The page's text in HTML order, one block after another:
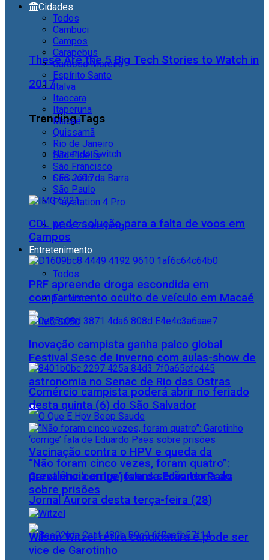
These Are the 5 Big Tech Stories to Watch in
2017
Trending Tags
Nintendo Switch
CES 2017
Playstation 4 Pro
Mark Zuckerberg
Entretenimento
Todos
Famosos
Festival Sesc de Inverno com aulas-show de
astronomia no Senac de Rio das Ostras
Vacinação contra o HPV e queda da
prevalência entre jovens serão tema do
Jornal Aurora desta terça-feira (28)
Cidades
Todos
Cambuci
Campos
Carapebus
Cardoso Moreira
Espírito Santo
Italva
Itaocara
Itaperuna
Macaé
Quissamã
Rio de Janeiro
São Fidélis
São Francisco
São João da Barra
São Paulo
CDL pede solução para a falta de voos em
Campos
PRF apreende droga escondida em
compartimento oculto de veículo em Macaé
Inovação campista ganha palco global
Comércio campista poderá abrir no feriado
desta quinta (6) do São Salvador
“Não foram cinco vezes, foram quatro”:
Garotinho ‘corrige’ fala de Eduardo Paes
sobre prisões
Wilson Witzel retira candidatura e pode ser
vice de Garotinho